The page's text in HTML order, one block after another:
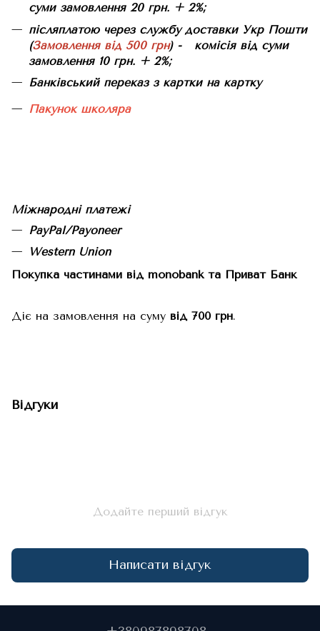
суми замовлення 20 грн. + 2%;
післяплатою через службу доставки Укр Пошти
(Замовлення від 500 грн) - комісія від суми
замовлення 10 грн. + 2%;
Банківський переказ з картки на картку
Пакунок школяра
Міжнародні платежі
PayPal/Payoneer
Western Union
Покупка частинами від monobank та Приват Банк
Діє на замовлення на суму від 700 грн.
Відгуки
Додайте перший відгук
Написати відгук